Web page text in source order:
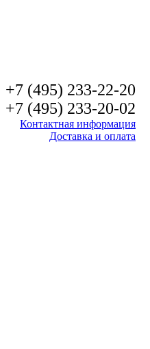
+7 (495) 233-22-20
+7 (495) 233-20-02
Контактная информация
Доставка и оплата